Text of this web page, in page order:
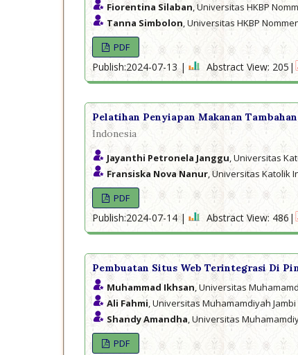
Fiorentina Silaban, Universitas HKBP
Tanna Simbolon, Universitas HKBP
PDF
Publish:2024-07-13 | Abstract View: 205|
Pelatihan Penyiapan Makanan
Indonesia
Jayanthi Petronela Janggu, Universitas
Fransiska Nova Nanur, Universitas Katolik
PDF
Publish:2024-07-14 | Abstract View: 486|
Pembuatan Situs Web Terintegrasi Di
Muhammad Ikhsan, Universitas
Ali Fahmi, Universitas Muhamamdiyah Jambi
Shandy Amandha, Universitas
PDF